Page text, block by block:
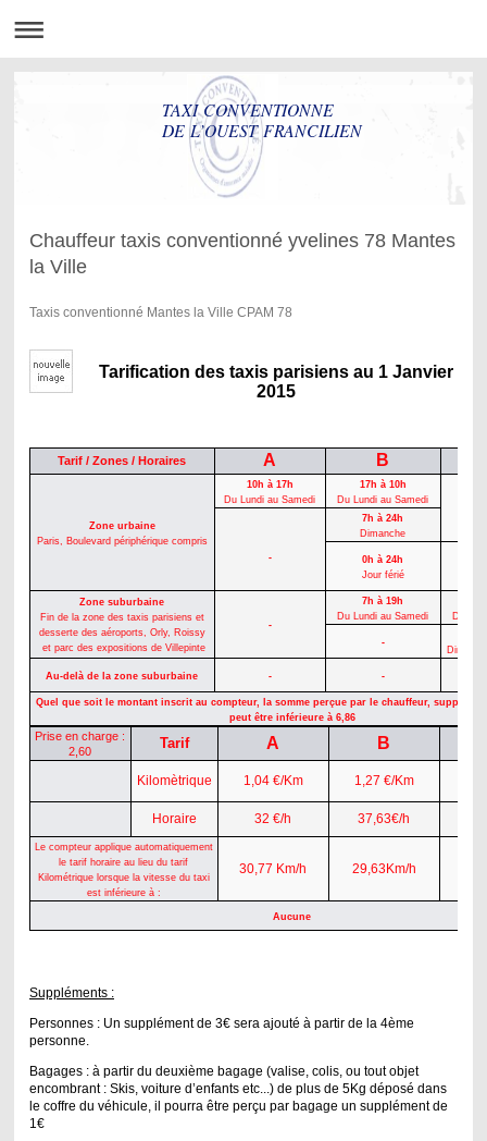
TAXI CONVENTIONNE
DE L’OUEST FRANCILIEN
Chauffeur taxis conventionné yvelines 78 Mantes
la Ville
Taxis conventionné Mantes la Ville CPAM 78
Tarification des taxis parisiens au 1 Janvier
2015
Tarif / Zones / Horaires A B
Zone urbaine
Paris, Boulevard périphérique compris
10h à 17h
Du Lundi au Samedi
17h à 10h
Du Lundi au Samedi
-
7h à 24h
Dimanche
0h à 24h
Jour férié
Zone suburbaine
Fin de la zone des taxis parisiens et
desserte des aéroports, Orly, Roissy
et parc des expositions de Villepinte
-
7h à 19h
Du Lundi au Samedi
Du
-
Au-delà de la zone suburbaine - -
Quel que soit le montant inscrit au compteur, la somme perçue par le chauffeur,
peut être inférieure à 6,86
Prise en charge :
2,60
Tarif A B
Kilomètrique 1,04 €/Km 1,27 €/Km
Horaire 32 €/h 37,63€/h
Le compteur applique automatiquement
le tarif horaire au lieu du tarif
Kilométrique lorsque la vitesse du taxi
est inférieure à :
30,77 Km/h 29,63Km/h
Aucune
Suppléments :
Personnes : Un supplément de 3€ sera ajouté à partir de la 4ème
personne.
Bagages : à partir du deuxième bagage (valise, colis, ou tout objet
encombrant : Skis, voiture d’enfants etc...) de plus de 5Kg déposé dans
le coffre du véhicule, il pourra être perçu par bagage un supplément de
1€